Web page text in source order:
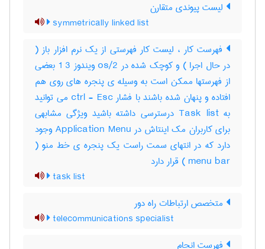
لیست پیوندی متقارن
symmetrically linked list
فهرست کار ، لیست کار فهرستی از یک نرم افزار باز (
در حال اجرا ) و کوچک شده در os/2 ویندوز 3 1 بعضی
از فهرستها ممکن است به وسیله ی پنجره های روی هم
افتاده و پنهان شده باشند با فشار ctrl - Esc می توانید
به Task list درسترسی داشته باشید ویژگی مشابهی
برای کاربران مک اینتاش در Application Menu وجود
دارد که در انتهای سمت راست یک پنجره ی خط منو (
menu bar ) قرار دارد
task list
متخصص ارتباطات راه دور
telecommunications specialist
فهرست انجام